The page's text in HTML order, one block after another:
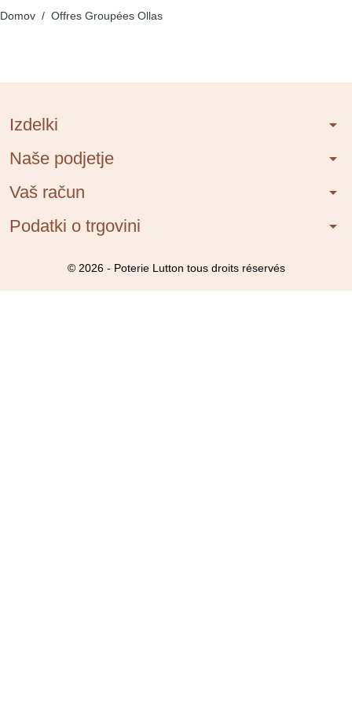
Domov Offres Groupées Ollas
Izdelki arrow_drop_down
Naše podjetje arrow_drop_down
Vaš račun arrow_drop_down
Podatki o trgovini arrow_drop_down
© 2026 - Poterie Lutton tous droits réservés